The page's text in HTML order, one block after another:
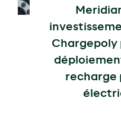
Chargepoly
recharge